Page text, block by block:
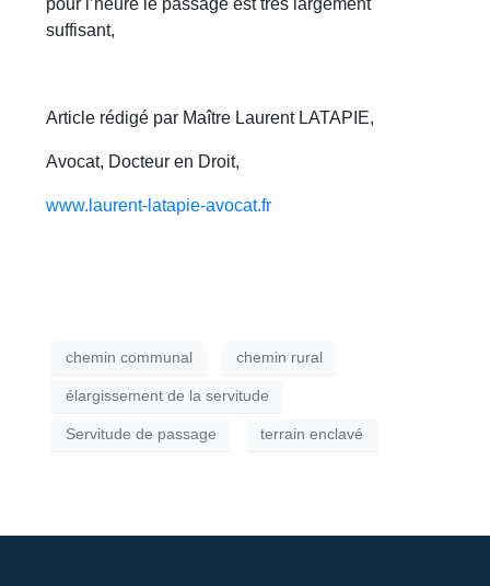
suffisant,
Article rédigé par Maître Laurent LATAPIE,
Avocat, Docteur en Droit,
www.laurent-latapie-avocat.fr
chemin communal chemin rural
élargissement de la servitude
Servitude de passage terrain enclavé